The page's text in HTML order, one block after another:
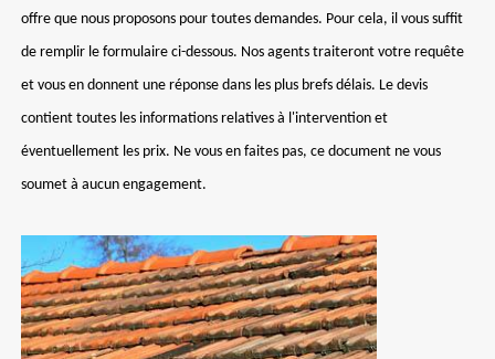
offre que nous proposons pour toutes demandes. Pour cela, il vous suffit
de remplir le formulaire ci-dessous. Nos agents traiteront votre requête
et vous en donnent une réponse dans les plus brefs délais. Le devis
contient toutes les informations relatives à l'intervention et
éventuellement les prix. Ne vous en faites pas, ce document ne vous
soumet à aucun engagement.